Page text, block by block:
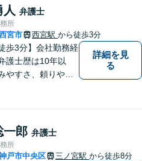
気軽にご連絡下さ
士・行政書士資格
人 弁護士
所
宮市 西宮駅 から徒歩3分
歩3分】会社勤務経
護士歴は10年以
やすさ、頼りやす
詳細を見
る
一郎 弁護士
所
戸市中央区 三ノ宮駅 から徒歩8分